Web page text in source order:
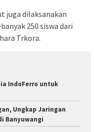
juga dilaksanakan
250 siswa dari
Trkora.
IndoFerro untuk
Ungkap Jaringan
Banyuwangi